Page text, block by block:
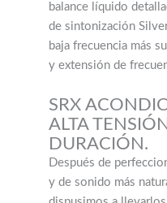
balance líquido
de sintonización
baja frecuencia más
y extensión de
SRX
ALTA
DURACIÓN.
Después de
y de sonido más